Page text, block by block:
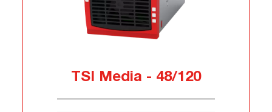
TSI Media - 48/120